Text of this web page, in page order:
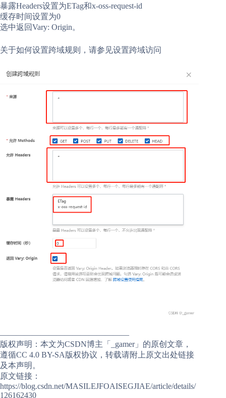
暴露Headers设置为ETag和x-oss-request-id
缓存时间设置为0
选中返回Vary: Origin。
关于如何设置跨域规则，请参见设置跨域访问
————————————————
版权声明：本文为CSDN博主「_gamer」的原创文章，
遵循CC 4.0 BY-SA版权协议，转载请附上原文出处链接
及本声明。
原文链接：
https://blog.csdn.net/MASILEJFOAISEGJIAE/article/details/
126162430